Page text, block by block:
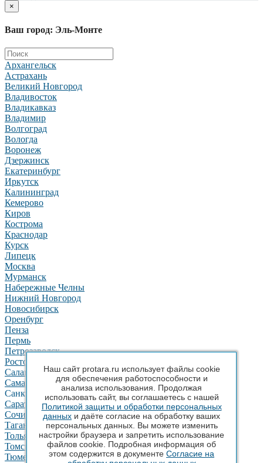
Наш сайт protara.ru использует файлы cookie
для обеспечения работоспособности и
анализа использования. Продолжая
использовать сайт, вы соглашаетесь с нашей
Политикой защиты и обработки персональных
данных и даёте согласие на обработку ваших
персональных данных. Вы можете изменить
настройки браузера и запретить использование
файлов cookie. Подробная информация об
этом содержится в документе Согласие на
×
Ваш город: Эль-Монте
Архангельск
Астрахань
Великий Новгород
Владивосток
Владикавказ
Владимир
Волгоград
Вологда
Воронеж
Дзержинск
Екатеринбург
Иркутск
Калининград
Кемерово
Киров
Кострома
Краснодар
Курск
Липецк
Москва
Мурманск
Набережные Челны
Нижний Новгород
Новосибирск
Оренбург
Пенза
Пермь
Петрозаводск
Ростов-на-Дону
Салават
Самара
Санкт-Петербург
Саратов
Сочи
Таганрог
Тольятти
Томск
Тюмень